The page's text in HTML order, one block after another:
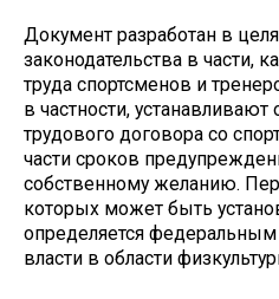
Документ разработан в
законодательства в части,
труда спортсменов и
в частности,
трудового договора со
части сроков
собственному желанию.
которых может быть
определяется
власти в области